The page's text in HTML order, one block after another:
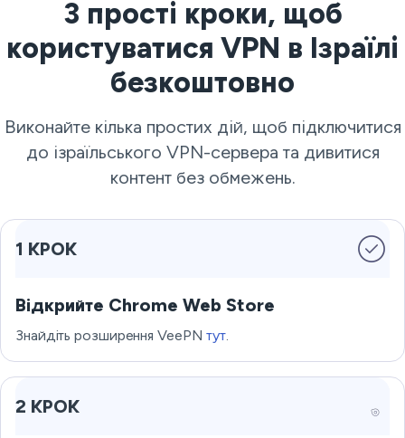
3 прості кроки, щоб
користуватися VPN в Ізраїлі
безкоштовно
Виконайте кілька простих дій, щоб підключитися
до ізраїльського VPN-сервера та дивитися
контент без обмежень.
1 КРОК
Відкрийте Chrome Web Store
Знайдіть розширення VeePNтут.
2 КРОК